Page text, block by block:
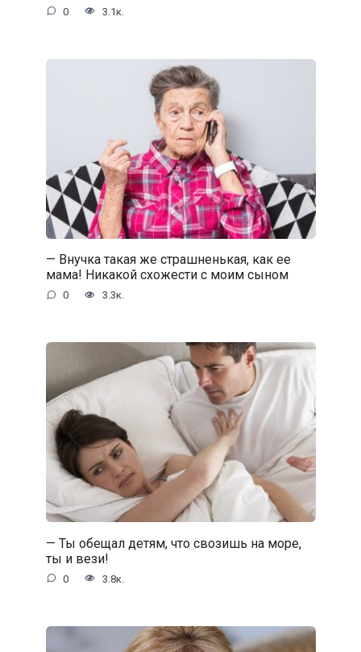
0 3.1к.
— Внучка такая же страшненькая, как ее
мама! Никакой схожести с моим сыном
0 3.3к.
— Ты обещал детям, что свозишь на море,
ты и вези!
0 3.8к.